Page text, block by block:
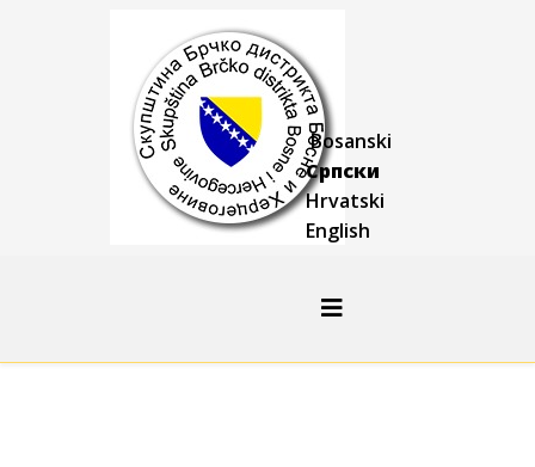
Bosanski
Српски
Hrvatski
English